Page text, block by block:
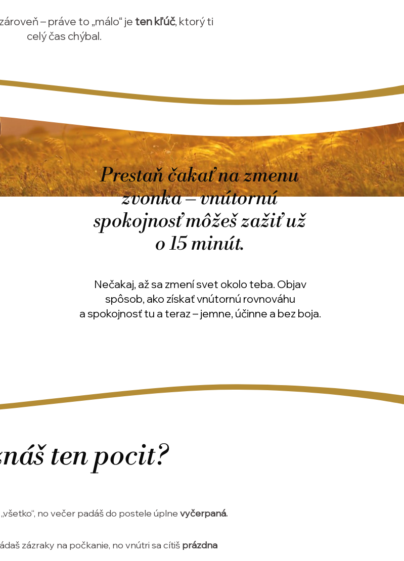
– práve to „málo“ jeten kľúč, ktorý ti
celý čas chýbal.
Prestaň čakať na zmenu
zvonka – vnútornú
spokojnosť môžeš zažiť už
o 15 minút.
Nečakaj, až sa zmení svet okolo teba. Objav
spôsob, ako získať vnútornú rovnováhu
a spokojnosť tu a teraz – jemne, účinne a bez boja.
ten pocit?
no večer padáš do postele úplne vyčerpaná.
zázraky na počkanie, no vnútri sa cítiš prázdna